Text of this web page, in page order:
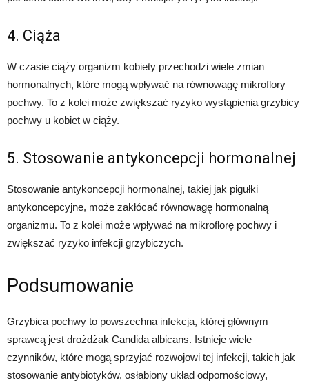
4. Ciąża
W czasie ciąży organizm kobiety przechodzi wiele zmian
hormonalnych, które mogą wpływać na równowagę mikroflory
pochwy. To z kolei może zwiększać ryzyko wystąpienia grzybicy
pochwy u kobiet w ciąży.
5. Stosowanie antykoncepcji hormonalnej
Stosowanie antykoncepcji hormonalnej, takiej jak pigułki
antykoncepcyjne, może zakłócać równowagę hormonalną
organizmu. To z kolei może wpływać na mikroflorę pochwy i
zwiększać ryzyko infekcji grzybiczych.
Podsumowanie
Grzybica pochwy to powszechna infekcja, której głównym
sprawcą jest drożdżak Candida albicans. Istnieje wiele
czynników, które mogą sprzyjać rozwojowi tej infekcji, takich jak
stosowanie antybiotyków, osłabiony układ odpornościowy,